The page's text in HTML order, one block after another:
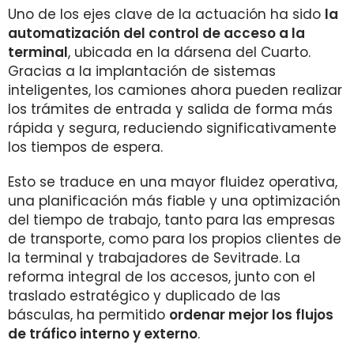
Uno de los ejes clave de la actuación ha sido la
automatización del control de acceso a la
terminal, ubicada en la dársena del Cuarto.
Gracias a la implantación de sistemas
inteligentes, los camiones ahora pueden realizar
los trámites de entrada y salida de forma más
rápida y segura, reduciendo significativamente
los tiempos de espera.
Esto se traduce en una mayor fluidez operativa,
una planificación más fiable y una optimización
del tiempo de trabajo, tanto para las empresas
de transporte, como para los propios clientes de
la terminal y trabajadores de Sevitrade. La
reforma integral de los accesos, junto con el
traslado estratégico y duplicado de las
básculas, ha permitido ordenar mejor los flujos
de tráfico interno y externo.